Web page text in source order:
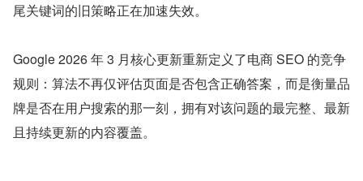
尾关键词的旧策略正在加速失效。
Google 2026 年 3 月核心更新重新定义了电商 SEO 的竞争
规则：算法不再仅评估页面是否包含正确答案，而是衡量品
牌是否在用户搜索的那一刻，拥有对该问题的最完整、最新
且持续更新的内容覆盖。